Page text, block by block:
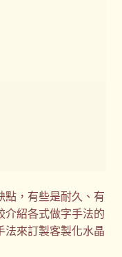
點，有些是耐久、有
介紹各式做字手法的
法來訂製客製化水晶